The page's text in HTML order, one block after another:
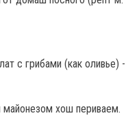
майонезом хош периваем.